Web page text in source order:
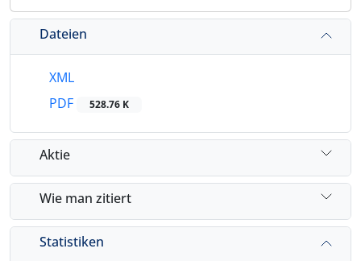
Dateien
XML
PDF
528.76 K
Aktie
Wie man zitiert
Statistiken